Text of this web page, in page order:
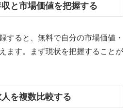
と市場価値を把握する
すると、無料で自分の市場価値・
ます。まず現状を把握することが
を複数比較する